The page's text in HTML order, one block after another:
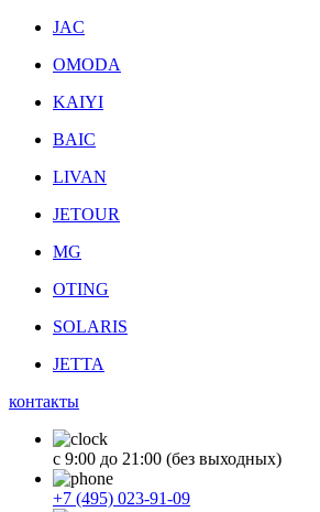
JAC
OMODA
KAIYI
BAIC
LIVAN
JETOUR
MG
OTING
SOLARIS
JETTA
контакты
с 9:00 до 21:00 (без выходных)
+7 (495) 023-91-09